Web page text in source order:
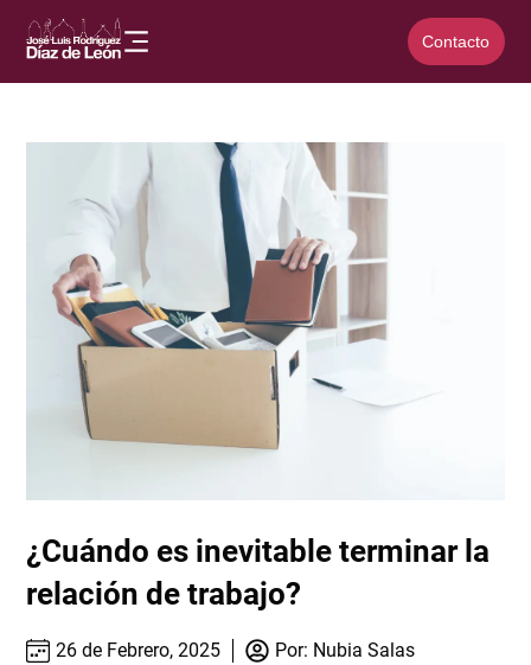
Contacto
¿Cuándo es inevitable terminar la
relación de trabajo?
26 de Febrero, 2025 Por: Nubia Salas